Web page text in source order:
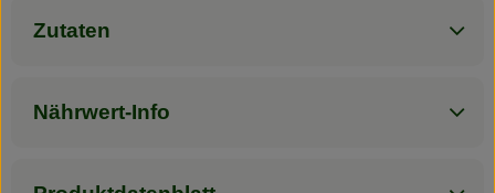
Zutaten
Nährwert-Info